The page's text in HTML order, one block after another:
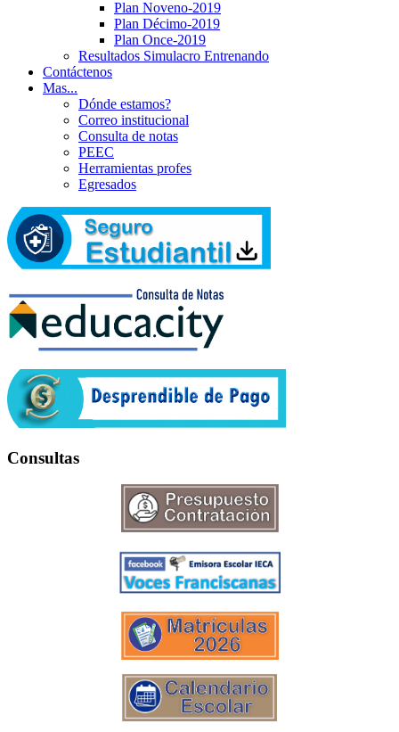
Plan Noveno-2019
Plan Décimo-2019
Plan Once-2019
Resultados Simulacro Entrenando
Contáctenos
Mas...
Dónde estamos?
Correo institucional
Consulta de notas
PEEC
Herramientas profes
Egresados
Consultas